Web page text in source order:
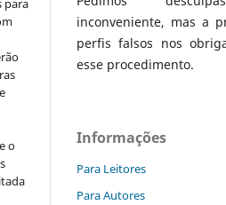
o
inconveniente, mas a
perfis falsos nos
esse procedimento.
Informações
Para Leitores
Para Autores